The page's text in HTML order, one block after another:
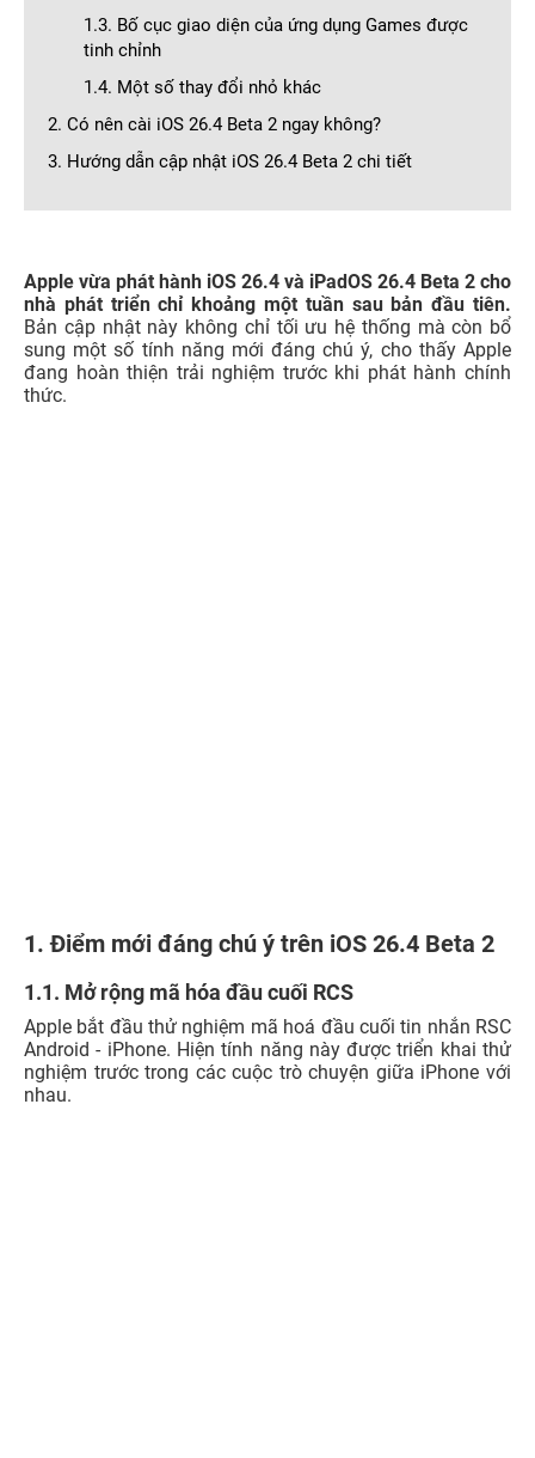
1.3. Bố cục giao diện của ứng dụng Games được
tinh chỉnh
1.4. Một số thay đổi nhỏ khác
2. Có nên cài iOS 26.4 Beta 2 ngay không?
3. Hướng dẫn cập nhật iOS 26.4 Beta 2 chi tiết
Apple vừa phát hành iOS 26.4 và iPadOS 26.4 Beta 2 cho
nhà phát triển chỉ khoảng một tuần sau bản đầu tiên.
Bản cập nhật này không chỉ tối ưu hệ thống mà còn bổ
sung một số tính năng mới đáng chú ý, cho thấy Apple
đang hoàn thiện trải nghiệm trước khi phát hành chính
thức.
1. Điểm mới đáng chú ý trên iOS 26.4 Beta 2
1.1. Mở rộng mã hóa đầu cuối RCS
Apple bắt đầu thử nghiệm mã hoá đầu cuối tin nhắn RSC
Android - iPhone. Hiện tính năng này được triển khai thử
nghiệm trước trong các cuộc trò chuyện giữa iPhone với
nhau.